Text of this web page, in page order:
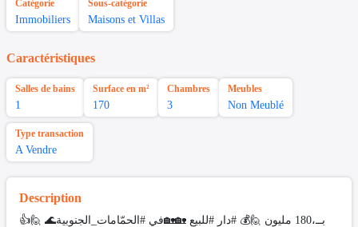
Catégorie
Immobiliers
Sous-catégorie
Maisons et Villas
Caractéristiques
Salles de bains
1
Surface en m²
170
Chambres
3
Meubles
Non Meublé
Type transaction
A Vendre
Description
👍🙋 بــ،180 مليون 🙋💰 #دار #للبيع 🏡🏡في #الحمّامات_الجنوبية🌊